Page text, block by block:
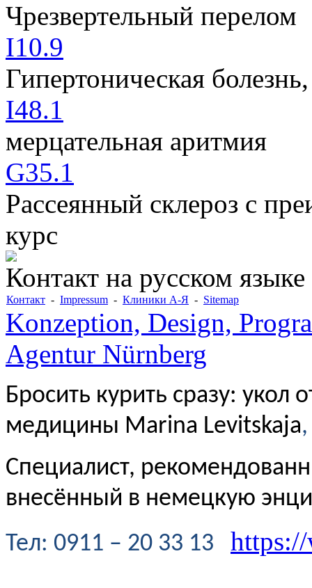
Чрезвертельный перелом
I10.9
Гипертоническая
I48.1
мерцательная аритмия
G35.1
Рассеянный склероз с
курс
Контакт на русском
Контакт - Impressum - Клиники А-Я - Sitemap
Konzeption, Design,
Agentur Nürnberg
Бросить курить сразу: укол
медицины Marina Levitskaja,
Специалист,
внесённый в немецкую
Teл: 0911 – 20 33 13